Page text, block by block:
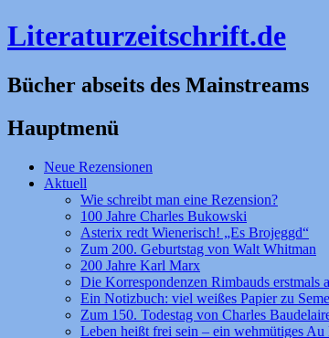
Literaturzeitschrift.de
Bücher abseits des Mainstreams
Hauptmenü
Zum
Inhalt
Neue Rezensionen
Aktuell
Wie schreibt man eine Rezension?
100 Jahre Charles Bukowski
Asterix redt Wienerisch! „Es Brojeggd“
Zum 200. Geburtstag von Walt Whitman
200 Jahre Karl Marx
Die Korrespondenzen Rimbauds erstmals
Ein Notizbuch: viel weißes Papier zu
Zum 150. Todestag von Charles
Leben heißt frei sein – ein wehmütiges